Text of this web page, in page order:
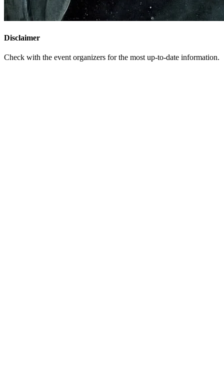
Disclaimer
Check with the event organizers for the most up-to-date information.